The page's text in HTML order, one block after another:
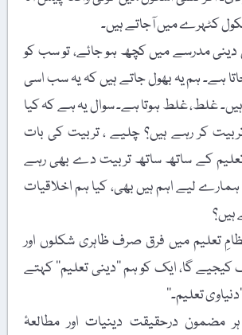
کٹہرے میں آجاتے ہیں۔
دینی مدرسے میں کچھ ہو جائے، تو سب کو
ہے۔ ہم یہ بھول جاتے ہیں کہ یہ سب اسی
غلط، غلط ہوتا ہے۔ سوال یہ ہے کہ کیا
کر رہے ہیں؟ چلیے ، تربیت کی بات
تعلیم کے ساتھ ساتھ تربیت دے بھی رہے
ہمارے لیے اہم ہیں بھی، کیا ہم اخلاقیات
ہیں؟
تعلیم میں فرق صرف ظاہری شکلوں اور
گا، ایک کو ہم ’’دینی تعلیم‘‘ کہتے
تعلیم۔‘‘
ہر مضمون درحقیقت دینیات اور مطالعۂ